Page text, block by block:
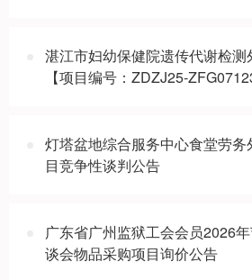
湛江市妇幼保健院遗传代谢检测
【项目编号：ZDZJ25-
灯塔盆地综合服务中心食堂劳务
目竞争性谈判公告
广东省广州监狱工会会员2026
谈会物品采购项目询价公告